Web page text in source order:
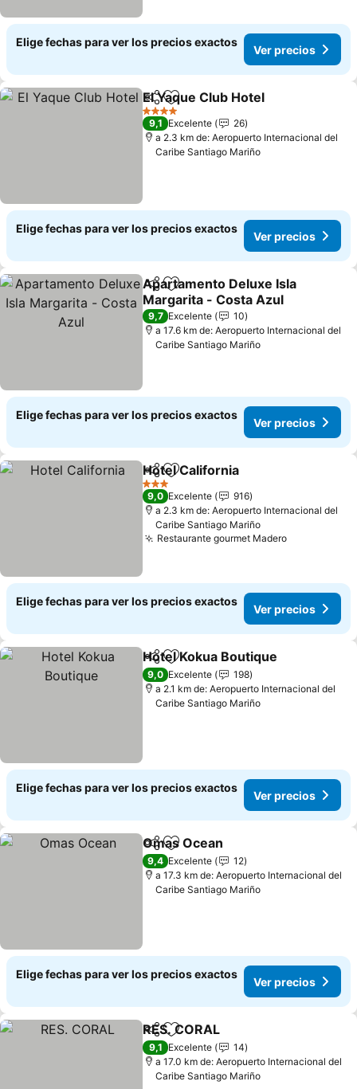
Elige fechas para ver los precios exactos
Ver precios
CompartirAgregar a favoritos
El Yaque Club Hotel
4 Estrellas
9,1 Excelente
26
a 2.3 km de: Aeropuerto Internacional del
Caribe Santiago Mariño
Elige fechas para ver los precios exactos
Ver precios
CompartirAgregar a favoritos
Apartamento Deluxe Isla
Margarita - Costa Azul
9,7 Excelente
10
a 17.6 km de: Aeropuerto Internacional del
Caribe Santiago Mariño
Elige fechas para ver los precios exactos
Ver precios
CompartirAgregar a favoritos
Hotel California
3 Estrellas
9,0 Excelente
916
a 2.3 km de: Aeropuerto Internacional del
Caribe Santiago Mariño
Restaurante gourmet Madero
Elige fechas para ver los precios exactos
Ver precios
CompartirAgregar a favoritos
Hotel Kokua Boutique
9,0 Excelente
198
a 2.1 km de: Aeropuerto Internacional del
Caribe Santiago Mariño
Elige fechas para ver los precios exactos
Ver precios
CompartirAgregar a favoritos
Omas Ocean
9,4 Excelente
12
a 17.3 km de: Aeropuerto Internacional del
Caribe Santiago Mariño
Elige fechas para ver los precios exactos
Ver precios
CompartirAgregar a favoritos
RES. CORAL
9,1 Excelente
14
a 17.0 km de: Aeropuerto Internacional del
Caribe Santiago Mariño